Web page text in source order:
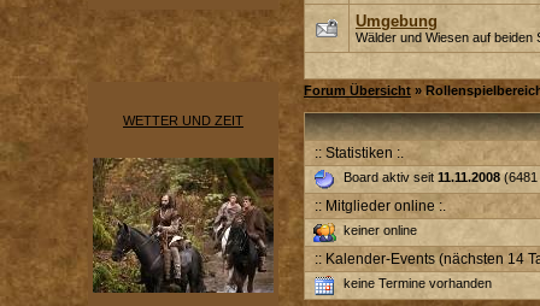
WETTER UND ZEIT
Umgebung
Wälder und Wiesen auf beiden
Forum Übersicht »
:: Statistiken :.
Board aktiv seit 11.11.2008(6481
:: Mitglieder online :.
keiner online
:: Kalender-Events (nächsten 14
keine Termine vorhanden